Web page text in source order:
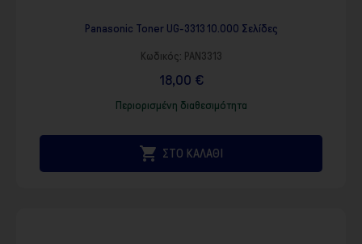
Panasonic Toner UG-3313 10.000 Σελίδες
Κωδικός: PAN3313
18,00 €
Περιορισμένη διαθεσιμότητα
 ΣΤΟ ΚΑΛΑΘΙ